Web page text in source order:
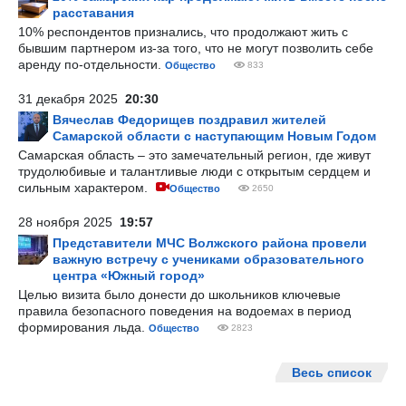
расставания
10% респондентов признались, что продолжают жить с
бывшим партнером из-за того, что не могут позволить себе
аренду по-отдельности.
Общество 833
31 декабря 2025 20:30
Вячеслав Федорищев поздравил жителей
Самарской области с наступающим Новым Годом
Самарская область – это замечательный регион, где живут
трудолюбивые и талантливые люди с открытым сердцем и
сильным характером.
Общество 2650
28 ноября 2025 19:57
Представители МЧС Волжского района провели
важную встречу с учениками образовательного
центра «Южный город»
Целью визита было донести до школьников ключевые
правила безопасного поведения на водоемах в период
формирования льда.
Общество 2823
Весь список